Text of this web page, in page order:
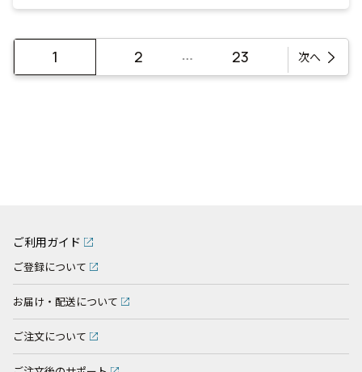
1 2 … 23 次へ
ご利用ガイド
ご登録について
お届け・配送について
ご注文について